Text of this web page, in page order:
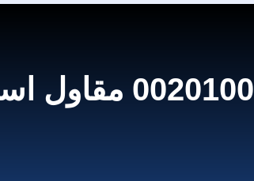
مقاول اسفلت بالعيدابي للايجار